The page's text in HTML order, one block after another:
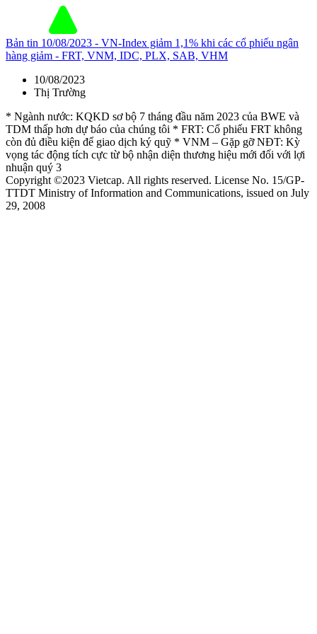
Bản tin 10/08/2023 - VN-Index giảm 1,1% khi các cổ phiếu ngân
hàng giảm - FRT, VNM, IDC, PLX, SAB, VHM
10/08/2023
Thị Trường
* Ngành nước: KQKD sơ bộ 7 tháng đầu năm 2023 của BWE và
TDM thấp hơn dự báo của chúng tôi * FRT: Cổ phiếu FRT không
còn đủ điều kiện để giao dịch ký quỹ * VNM – Gặp gỡ NĐT: Kỳ
vọng tác động tích cực từ bộ nhận diện thương hiệu mới đối với lợi
nhuận quý 3
Copyright ©2023 Vietcap. All rights reserved. License No. 15/GP-
TTDT Ministry of Information and Communications, issued on July
29, 2008